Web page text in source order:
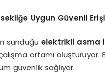
Uygun Güvenli
sunduğu elektrikli asma
ortamı
güvenlik sağlıyor.